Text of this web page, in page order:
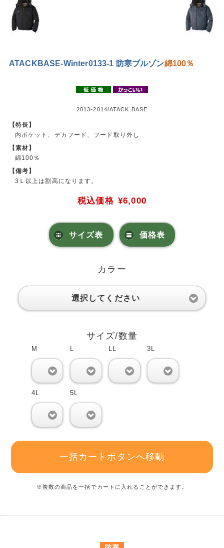
ATACKBASE-Winter0133-1 防寒ブルゾン綿100％
2013-2014/ATACK BASE
【特長】
内ポケット、デカフード、フード取り外し
【素材】
綿100％
【備考】
3Ｌ以上は割高になります。
税込価格 ¥6,000
サイズ表 価格表
カラー
選択してください
サイズ/数量
M L LL 3L
4L 5L
一括カートボタンへ移動
※複数の商品を一括でカートに入れることができます。